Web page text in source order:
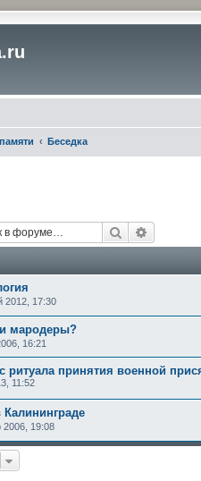
Беседка
Поиск
2012, 17:30
мародеры?
16:21
ритуала принятия военной
11:52
2006, 19:08